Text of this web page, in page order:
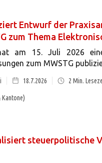
Entwurf der
zum Thema
am 15. Juli 2026
zum MWSTG
18.7.2026 2 Min.
Kantone)
steuerpolitische